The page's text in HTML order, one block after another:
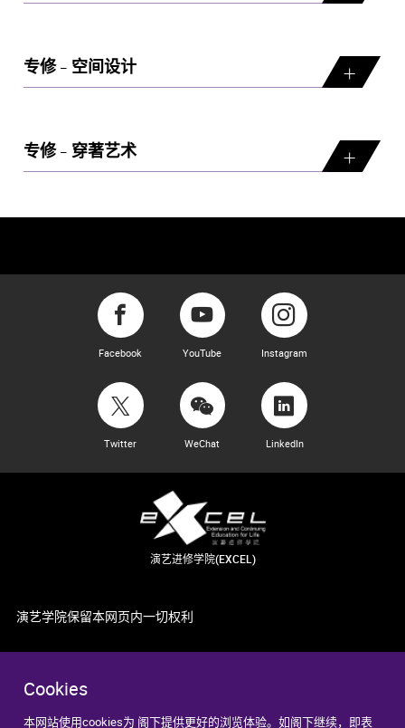
Cookies
本网站使用cookies为 阁下提供更好的浏览体验。如阁下继续，即表
专修 - 空间设计
专修 - 穿著艺术
Facebook YouTube Instagram
Twitter WeChat LinkedIn
演艺进修学院(EXCEL)
演艺学院保留本网页内一切权利